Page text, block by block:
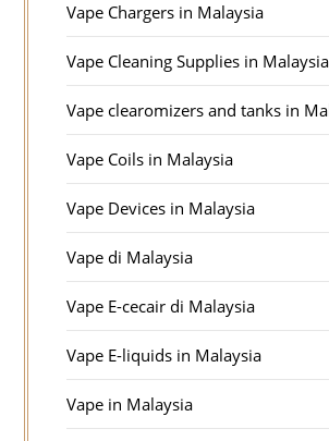
Vape Chargers in Malaysia
Vape Cleaning Supplies in Malaysia
Vape clearomizers and tanks in
Vape Coils in Malaysia
Vape Devices in Malaysia
Vape di Malaysia
Vape E-cecair di Malaysia
Vape E-liquids in Malaysia
Vape in Malaysia